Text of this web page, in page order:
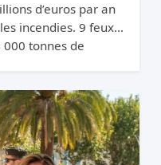
d’euros par an
incendies. 9 feux
000 tonnes de